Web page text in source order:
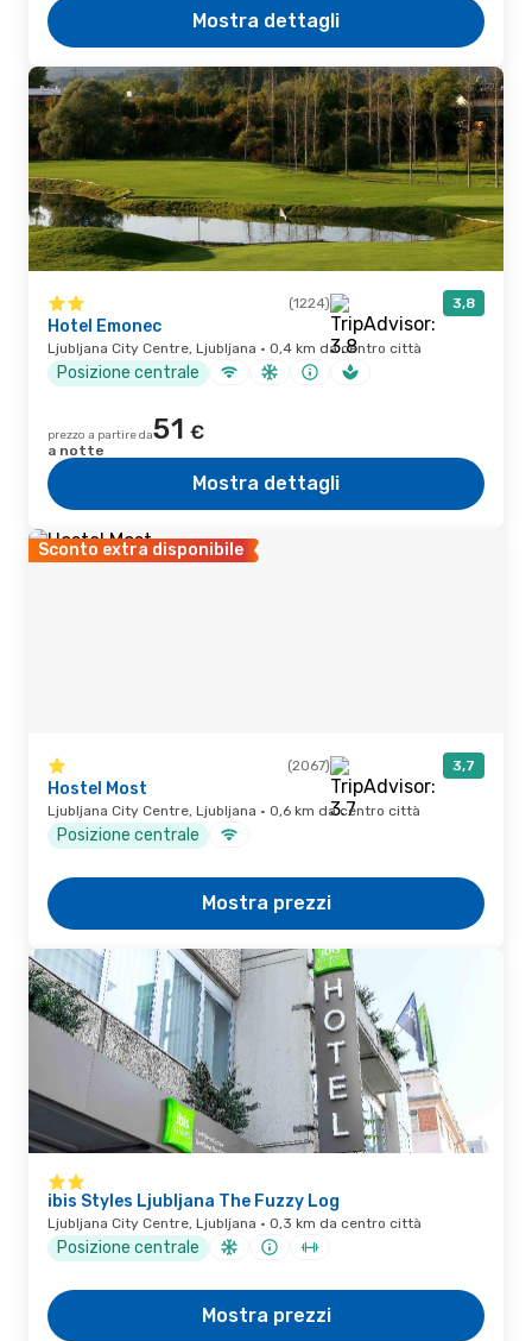
Mostra dettagli
(1224) 3,8
Hotel Emonec
Ljubljana City Centre, Ljubljana · 0,4 km da centro città
Posizione centrale
prezzo a partire da51 €
a notte
Mostra dettagli
Sconto extra disponibile
(2067) 3,7
Hostel Most
Ljubljana City Centre, Ljubljana · 0,6 km da centro città
Posizione centrale
Mostra prezzi
ibis Styles Ljubljana The Fuzzy Log
Ljubljana City Centre, Ljubljana · 0,3 km da centro città
Posizione centrale
Mostra prezzi